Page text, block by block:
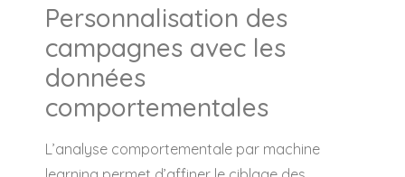
Personnalisation des
campagnes avec les
données
comportementales
L’analyse comportementale par machine